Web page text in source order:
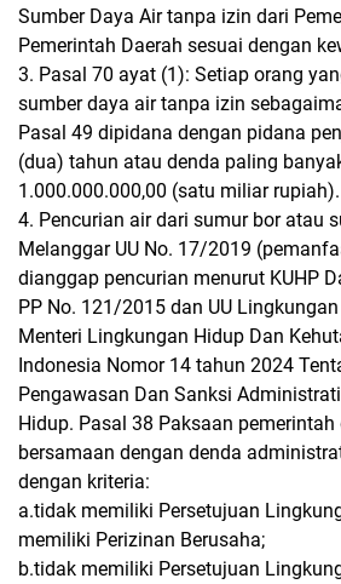
Sumber Daya Air tanpa izin dari
Pemerintah Daerah sesuai dengan
3. Pasal 70 ayat (1): Setiap orang
sumber daya air tanpa izin
Pasal 49 dipidana dengan pidana
(dua) tahun atau denda paling
1.000.000.000,00 (satu miliar rupiah).
4. Pencurian air dari sumur bor atau
Melanggar UU No. 17/2019
dianggap pencurian menurut KUHP
PP No. 121/2015 dan UU
Menteri Lingkungan Hidup Dan
Indonesia Nomor 14 tahun 2024
Pengawasan Dan Sanksi
Hidup. Pasal 38 Paksaan pemerintah
bersamaan dengan denda
dengan kriteria:
a.tidak memiliki Persetujuan
memiliki Perizinan Berusaha;
b.tidak memiliki Persetujuan